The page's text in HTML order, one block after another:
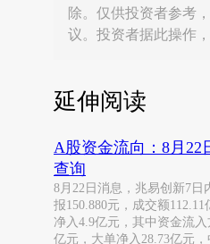
除。仅供投资者参考
议。投资者据此操作，
延伸阅读
A股资金流向：8月22
查询
8月22日消息，兆易创新7日
报150.880元，成交额
净入4.9亿元，其中资金流
亿元，大单净入28.73亿元